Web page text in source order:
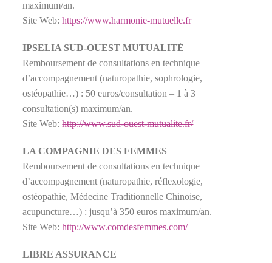
maximum/an.
Site Web:https://www.harmonie-mutuelle.fr
IPSELIA SUD-OUEST MUTUALITÉ
Remboursement de consultations en technique
d’accompagnement (naturopathie, sophrologie,
ostéopathie…) : 50 euros/consultation – 1 à 3
consultation(s) maximum/an.
Site Web:http://www.sud-ouest-mutualite.fr/
LA COMPAGNIE DES FEMMES
Remboursement de consultations en technique
d’accompagnement (naturopathie, réflexologie,
ostéopathie, Médecine Traditionnelle Chinoise,
acupuncture…) : jusqu’à 350 euros maximum/an.
Site Web:http://www.comdesfemmes.com/
LIBRE ASSURANCE